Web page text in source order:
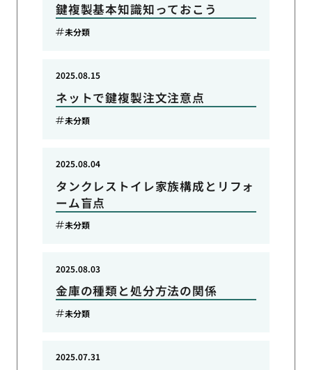
鍵複製基本知識知っておこう
未分類
ネットで鍵複製注文注意点
2025.08.15
未分類
タンクレストイレ家族構成とリフォ
ーム盲点
2025.08.04
未分類
金庫の種類と処分方法の関係
2025.08.03
未分類
2025.07.31